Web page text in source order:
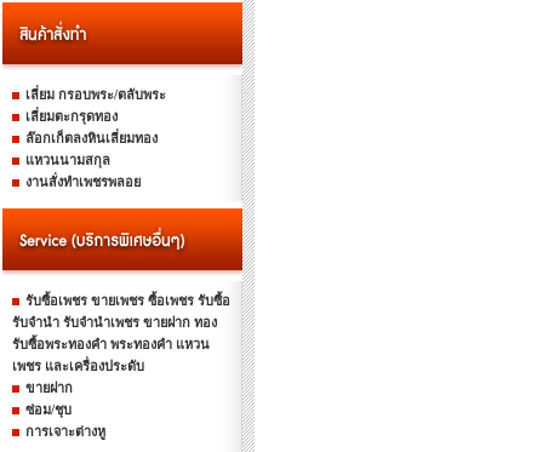
เลี่ยม กรอบพระ/ตลับพระ
เลี่ยมตะกรุดทอง
ล๊อกเก็ตลงหินเลี่ยมทอง
แหวนนามสกุล
งานสั่งทำเพชรพลอย
รับซื้อเพชร ขายเพชร ซื้อเพชร รับซื้อ
รับจำนำ รับจำนำเพชร ขายฝาก ทอง
รับซื้อพระทองคำ พระทองคำ แหวน
เพชร และเครื่องประดับ
ขายฝาก
ซ่อม/ชุบ
การเจาะต่างหู